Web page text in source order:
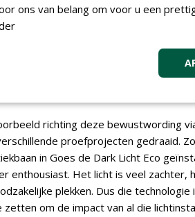
innovatie van de
niet alleen qua
qua invloed op de
richting deze bewustwording
proefprojecten gedraaid.
in Goes de Dark Licht Eco
enthousiast. Het licht is veel zachter,
plekken. Dus die technologie
om de impact van al die
ons van belang om voor u een